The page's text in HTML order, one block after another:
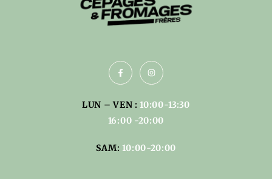
LUN – VEN : 10:00-13:30
16:00 -20:00
SAM: 10:00-20:00